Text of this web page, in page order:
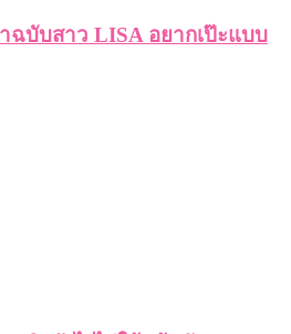
ฉบับสาว LISA อยากเป๊ะแบบ